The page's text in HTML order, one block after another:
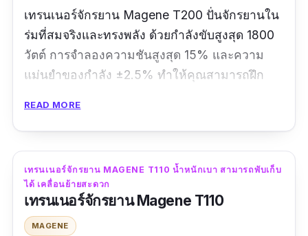
เทรนเนอร์จักรยาน Magene T200 ปั่นจักรยานใน
ร่มที่สมจริงและทรงพลัง ด้วยกำลังขับสูงสุด 1800
วัตต์ การจำลองความชันสูงสุด 15% และความ
แม่นยำของกำลัง ±2.5% ทำให้คุณสามารถฝึก
เชื่อมต่อไร้สายที่หลากหลาย (ANT+ และ
Bluetooth) เพื่อใช้งานร่วมกับแอปพลิเคชันฝึกซ้อม
ยอดนิยม เช่น Zwift และ TrainerRoad นอกจากนี้
ยังมีเสียงรบกวนต่ำ (<56 dB) และการออกแบบที่
กะทัดรัด ทำให้การฝึกซ้อมในบ้านของคุณเป็นไป
อย่างราบรื่นและสะดวกสบาย
READ MORE
เทรนเนอร์จักรยาน MAGENE T110 น้ำหนักเบา สามารถพับเก็บ
ได้ เคลื่อนย้ายสะดวก
เทรนเนอร์จักรยาน Magene T110
MAGENE